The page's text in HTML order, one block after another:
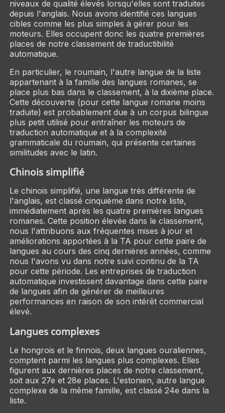
niveaux de qualité élevés lorsqu'elles sont traduites
depuis l'anglais. Nous avons identifié ces langues
cibles comme les plus simples à gérer pour les
moteurs. Elles occupent donc les quatre premières
places de notre classement de traductibilité
automatique.
En particulier, le roumain, l'autre langue de la liste
appartenant à la famille des langues romanes, se
place plus bas dans le classement, à la dixième place.
Cette découverte (pour cette langue romane moins
traduite) est probablement due à un corpus bilingue
plus petit utilisé pour entraîner les moteurs de
traduction automatique et à la complexité
grammaticale du roumain, qui présente certaines
similitudes avec le latin.
Chinois simplifié
Le chinois simplifié, une langue très différente de
l'anglais, est classé cinquième dans notre liste,
immédiatement après les quatre premières langues
romanes. Cette position élevée dans le classement,
nous l'attribuons aux fréquentes mises à jour et
améliorations apportées à la TA pour cette paire de
langues au cours des cinq dernières années, comme
nous l'avons vu dans notre suivi continu de la TA
pour cette période. Les entreprises de traduction
automatique investissent davantage dans cette paire
de langues afin de générer de meilleures
performances en raison de son intérêt commercial
élevé.
Langues complexes
Le hongrois et le finnois, deux langues ouraliennes,
comptent parmi les langues plus complexes. Elles
figurent aux dernières places de notre classement,
soit aux 27e et 28e places. L'estonien, autre langue
complexe de la même famille, est classé 24e dans la
liste.